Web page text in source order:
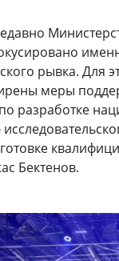
рывка. Для
меры
разработке
Бектенов.